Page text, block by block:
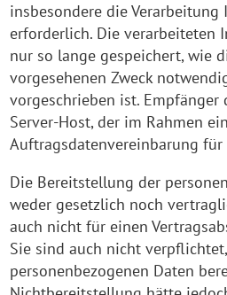
insbesondere die Verarbeitung
erforderlich. Die verarbeiteten
nur so lange gespeichert, wie
vorgesehenen Zweck
vorgeschrieben ist. Empfänger
Server-Host, der im Rahmen
Auftragsdatenvereinbarung
Die Bereitstellung der
weder gesetzlich noch
auch nicht für einen
Sie sind auch nicht
personenbezogenen Daten